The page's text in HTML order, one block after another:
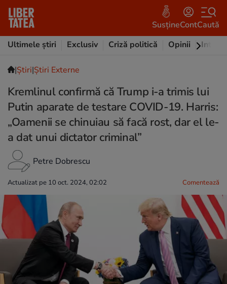
SusțineContCaută
Ultimele știri
Exclusiv Criză politică Opinii
|Ştiri|Știri Externe
Kremlinul confirmă că Trump i-a trimis lui
Putin aparate de testare COVID-19. Harris:
„Oamenii se chinuiau să facă rost, dar el le-
a dat unui dictator criminal”
Petre Dobrescu
Actualizat pe 10 oct. 2024, 02:02 Comentează